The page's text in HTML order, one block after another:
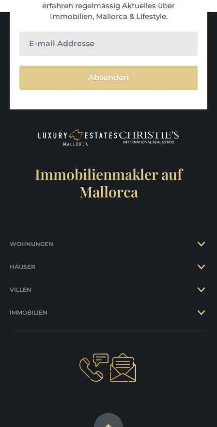
erfahren regelmässig Aktuelles über
Immobilien, Mallorca & Lifestyle.
Absenden
Immobilienmakler auf
Mallorca
WOHNUNGEN
HÄUSER
VILLEN
IMMOBILIEN